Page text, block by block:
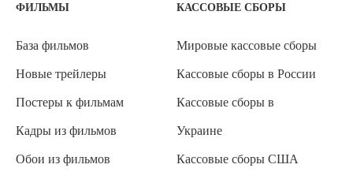
ФИЛЬМЫ
База фильмов
Новые трейлеры
Постеры к фильмам
Кадры из фильмов
Обои из фильмов
КАССОВЫЕ СБОРЫ
Мировые кассовые сборы
Кассовые сборы в России
Кассовые сборы в
Украине
Кассовые сборы США